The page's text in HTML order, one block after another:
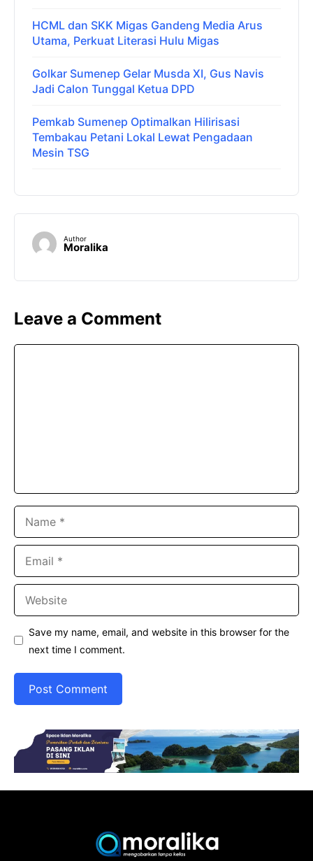
HCML dan SKK Migas Gandeng Media Arus
Utama, Perkuat Literasi Hulu Migas
Golkar Sumenep Gelar Musda XI, Gus Navis
Jadi Calon Tunggal Ketua DPD
Pemkab Sumenep Optimalkan Hilirisasi
Tembakau Petani Lokal Lewat Pengadaan
Mesin TSG
Author
Moralika
Leave a Comment
Save my name, email, and website in this browser for the
next time I comment.